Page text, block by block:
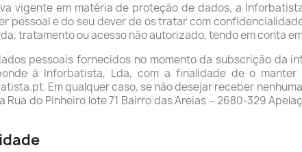
vigente em matéria de proteção de dados, a
pessoal e do seu dever de os tratar com
tratamento ou acesso não autorizado, tendo em conta
pessoais fornecidos no momento da subscrição da
à Inforbatista, Lda, com a finalidade de o
Em qualquer caso, se não desejar receber
do Pinheiro lote 71 Bairro das Areias – 2680-329